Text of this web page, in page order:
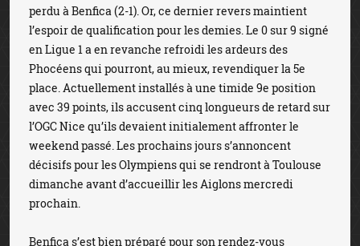
perdu à Benfica (2-1). Or, ce dernier revers maintient
l’espoir de qualification pour les demies. Le 0 sur 9 signé
en Ligue 1 a en revanche refroidi les ardeurs des
Phocéens qui pourront, au mieux, revendiquer la 5e
place. Actuellement installés à une timide 9e position
avec 39 points, ils accusent cinq longueurs de retard sur
l’OGC Nice qu’ils devaient initialement affronter le
weekend passé. Les prochains jours s’annoncent
décisifs pour les Olympiens qui se rendront à Toulouse
dimanche avant d’accueillir les Aiglons mercredi
prochain.
Benfica s’est bien préparé pour son rendez-vous